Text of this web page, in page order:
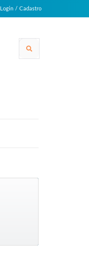
Login / Cadastro